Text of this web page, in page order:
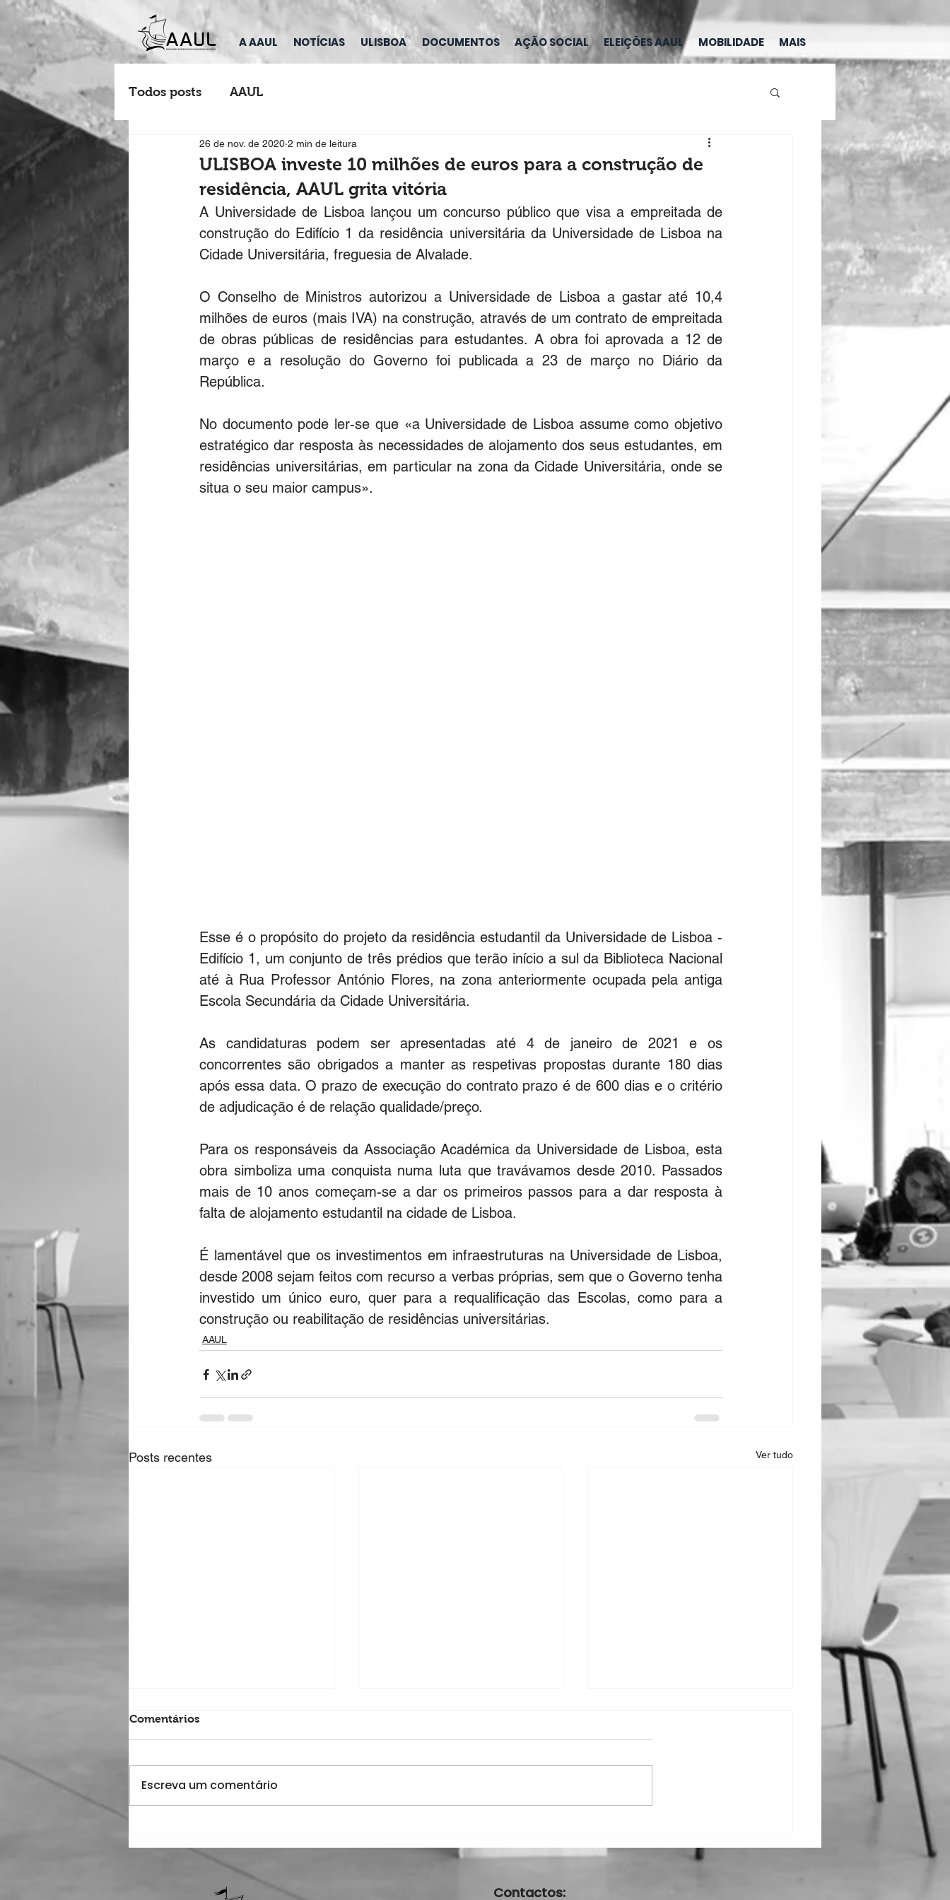
A AAUL NOTÍCIAS ULISBOA DOCUMENTOS AÇÃO SOCIAL ELEIÇÕES AAUL MOBILIDADE MAIS
Todos posts AAUL
ULISBOA investe 10 milhões de euros para a construção de
residência, AAUL grita vitória
26 de nov. de 2020 2 min de leitura
A Universidade de Lisboa lançou um concurso público que visa a empreitada de
construção do Edifício 1 da residência universitária da Universidade de Lisboa na
Cidade Universitária, freguesia de Alvalade.
O Conselho de Ministros autorizou a Universidade de Lisboa a gastar até 10,4
milhões de euros (mais IVA) na construção, através de um contrato de empreitada
de obras públicas de residências para estudantes. A obra foi aprovada a 12 de
março e a resolução do Governo foi publicada a 23 de março no Diário da
República.
No documento pode ler-se que «a Universidade de Lisboa assume como objetivo
estratégico dar resposta às necessidades de alojamento dos seus estudantes, em
residências universitárias, em particular na zona da Cidade Universitária, onde se
situa o seu maior campus».
Esse é o propósito do projeto da residência estudantil da Universidade de Lisboa -
Edifício 1, um conjunto de três prédios que terão início a sul da Biblioteca Nacional
até à Rua Professor António Flores, na zona anteriormente ocupada pela antiga
Escola Secundária da Cidade Universitária.
As candidaturas podem ser apresentadas até 4 de janeiro de 2021 e os
concorrentes são obrigados a manter as respetivas propostas durante 180 dias
após essa data. O prazo de execução do contrato prazo é de 600 dias e o critério
de adjudicação é de relação qualidade/preço.
Para os responsáveis da Associação Académica da Universidade de Lisboa, esta
obra simboliza uma conquista numa luta que travávamos desde 2010. Passados
mais de 10 anos começam-se a dar os primeiros passos para a dar resposta à
falta de alojamento estudantil na cidade de Lisboa.
É lamentável que os investimentos em infraestruturas na Universidade de Lisboa,
desde 2008 sejam feitos com recurso a verbas próprias, sem que o Governo tenha
investido um único euro, quer para a requalificação das Escolas, como para a
construção ou reabilitação de residências universitárias.
AAUL
Posts recentes Ver tudo
Campus Universitário da
Comentários
Escreva um comentário
Contactos: